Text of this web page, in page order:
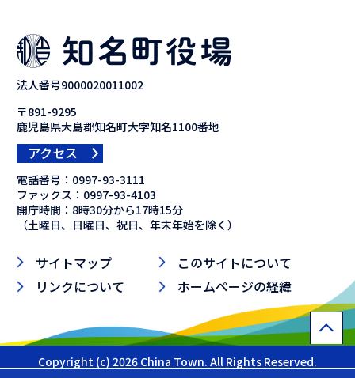
法人番号9000020011002
〒891-9295
鹿児島県大島郡知名町大字知名1100番地
アクセス
電話番号： 0997-93-3111
ファックス： 0997-93-4103
開庁時間：8時30分から17時15分
（土曜日、日曜日、祝日、年末年始を除く）
サイトマップ
このサイトについて
リンクについて
ホームページの経緯
Copyright (c) 2026 China Town. All Rights Reserved.